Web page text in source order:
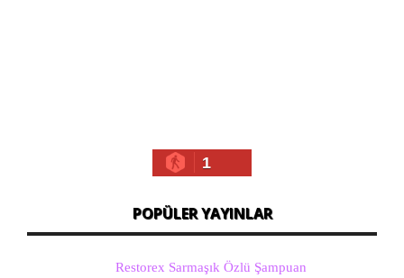
1
POPÜLER YAYINLAR
Restorex Sarmaşık Özlü Şampuan